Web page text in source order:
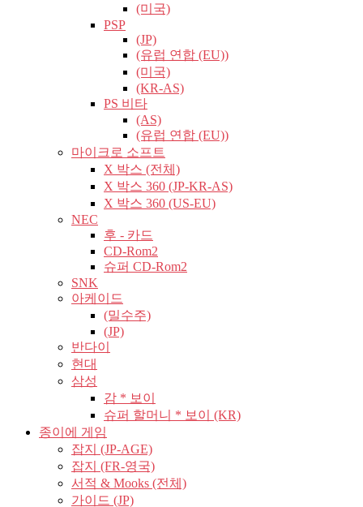
(미국)
PSP
(JP)
(유럽​​ 연합 (EU))
(미국)
(KR-AS)
PS 비타
(AS)
(유럽​​ 연합 (EU))
마이크로 소프트
X 박스 (전체)
X 박스 360 (JP-KR-AS)
X 박스 360 (US-EU)
NEC
후 - 카드
CD-Rom2
슈퍼 CD-Rom2
SNK
아케이드
(밀수주)
(JP)
반다이
현대
삼성
감 * 보이
슈퍼 할머니 * 보이 (KR)
종이에 게임
잡지 (JP-AGE)
잡지 (FR-영국)
서적 & Mooks (전체)
가이드 (JP)